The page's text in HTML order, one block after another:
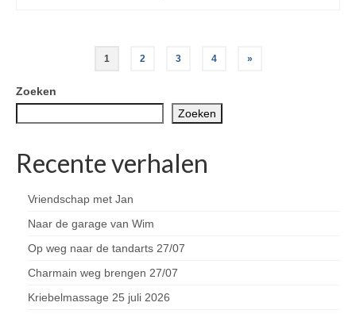
Berichten
paginering
1 2 3 4 »
Zoeken
Zoeken
Recente verhalen
Vriendschap met Jan
Naar de garage van Wim
Op weg naar de tandarts 27/07
Charmain weg brengen 27/07
Kriebelmassage 25 juli 2026